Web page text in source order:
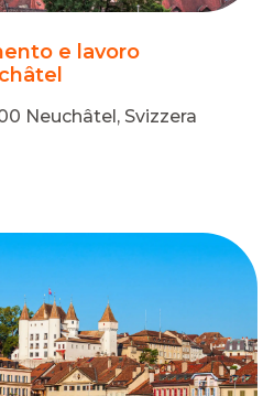
e lavoro
Neuchâtel, Svizzera